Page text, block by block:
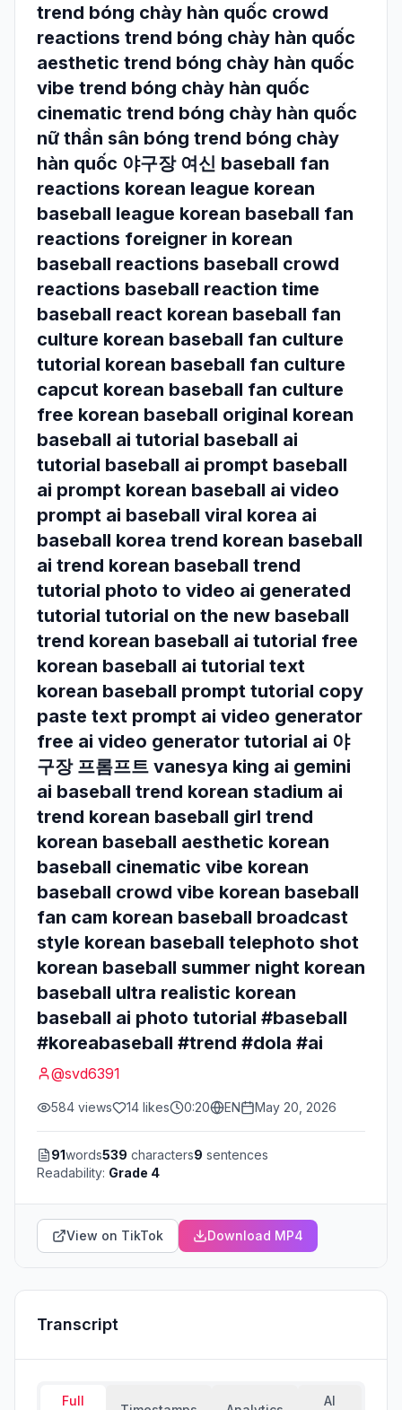
trend bóng chày hàn quốc crowd
reactions trend bóng chày hàn quốc
aesthetic trend bóng chày hàn quốc
vibe trend bóng chày hàn quốc
cinematic trend bóng chày hàn quốc
nữ thần sân bóng trend bóng chày
hàn quốc 야구장 여신 baseball fan
reactions korean league korean
baseball league korean baseball fan
reactions foreigner in korean
baseball reactions baseball crowd
reactions baseball reaction time
baseball react korean baseball fan
culture korean baseball fan culture
tutorial korean baseball fan culture
capcut korean baseball fan culture
free korean baseball original korean
baseball ai tutorial baseball ai
tutorial baseball ai prompt baseball
ai prompt korean baseball ai video
prompt ai baseball viral korea ai
baseball korea trend korean baseball
ai trend korean baseball trend
tutorial photo to video ai generated
tutorial tutorial on the new baseball
trend korean baseball ai tutorial free
korean baseball ai tutorial text
korean baseball prompt tutorial copy
paste text prompt ai video generator
free ai video generator tutorial ai 야
구장 프롬프트 vanesya king ai gemini
ai baseball trend korean stadium ai
trend korean baseball girl trend
korean baseball aesthetic korean
baseball cinematic vibe korean
baseball crowd vibe korean baseball
fan cam korean baseball broadcast
style korean baseball telephoto shot
korean baseball summer night korean
baseball ultra realistic korean
baseball ai photo tutorial #baseball
#koreabaseball #trend #dola #ai
@svd6391
584 views 14 likes 0:20 EN May 20, 2026
91words539 characters9 sentences
Readability: Grade 4
View on TikTok Download MP4
Transcript
Full AI